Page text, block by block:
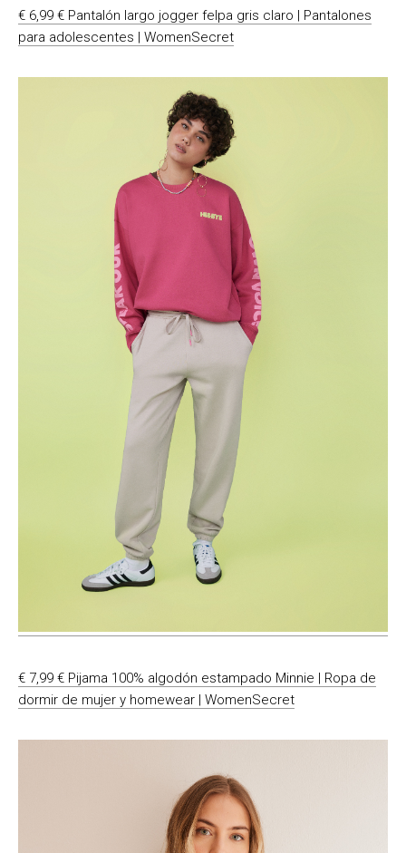
€ 6,99 € Pantalón largo jogger felpa gris claro | Pantalones
para adolescentes | WomenSecret
€ 7,99 € Pijama 100% algodón estampado Minnie | Ropa de
dormir de mujer y homewear | WomenSecret